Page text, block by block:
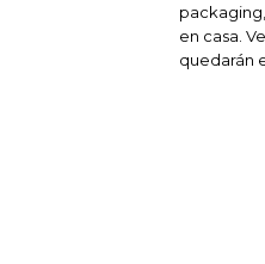
en casa.
quedarán